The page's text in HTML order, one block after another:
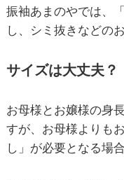
振袖あまのやでは、
し、シミ抜きなどの
サイズは大丈夫？
お母様とお嬢様の身
すが、お母様よりも
し」が必要となる場